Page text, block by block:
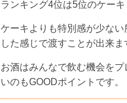
ランキング4位は5位のケー
ケーキよりも特別感が少な
した感じで渡すことが出来ま
お酒はみんなで飲む機会を
いのもGOODポイントです。